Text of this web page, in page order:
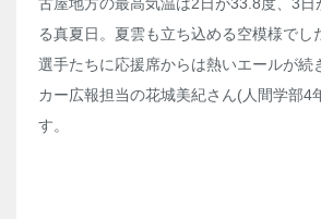
る真夏日。夏雲も立ち込める空模様でし
選手たちに応援席からは熱いエールが続
カー広報担当の花城美紀さん(人間学部4
す。